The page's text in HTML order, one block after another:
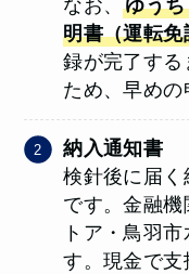
なお、ゆう
明書（運転
録が完了する
ため、早めの
納入通知書
検針後に届
です。金融
トア・鳥羽
す。現金で支